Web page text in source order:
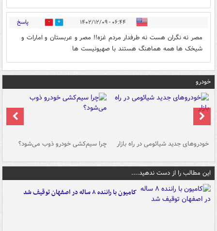
۰۶:۴۴ - ۱۴۰۲/۱۲/۰۹ 0 پاسخ
مصر نه نگران هست نه طرفدار مردم غزه!! مصر و عربستان و امارات و
شیخک ها همه هماهنگ هستند با صهیونیست ها
خودرو
خودروهای جدید شیائومی در راه بازار چرا سیم‌کشی خودرو ذوب می‌شود؟
این مطالب را از دست ندهید....
کامیون با راننده ۸ ساله در اصفهان توقیف شد